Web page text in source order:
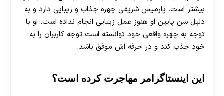
بیشتر است. پارمیس شریفی چهره جذاب و زیبایی دارد و به
دلیل سن پایین او هنوز عمل زیبایی انجام نداده است. او با
توجه به چهره واقعی خود توانسته است توجه کاربران را به
خود جذب کند و در حرفه اش موفق باشد.
این اینستاگرامر مهاجرت کرده است؟